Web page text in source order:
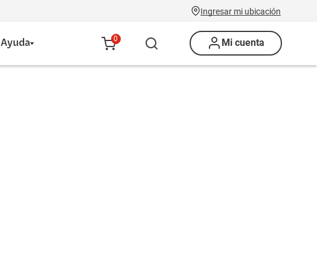
Ingresar mi ubicación
Ayuda 0 Mi cuenta